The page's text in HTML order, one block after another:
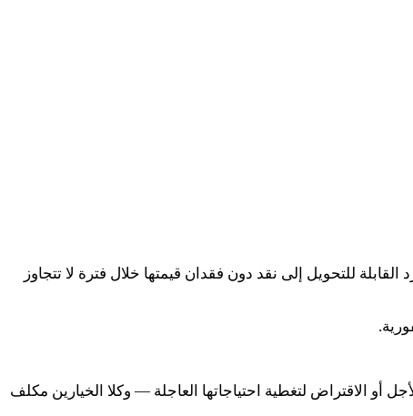
للتحويل إلى نقد دون فقدان قيمتها خلال فترة لا تتجاوز
.
أو الاقتراض لتغطية احتياجاتها العاجلة — وكلا الخيارين مكلف